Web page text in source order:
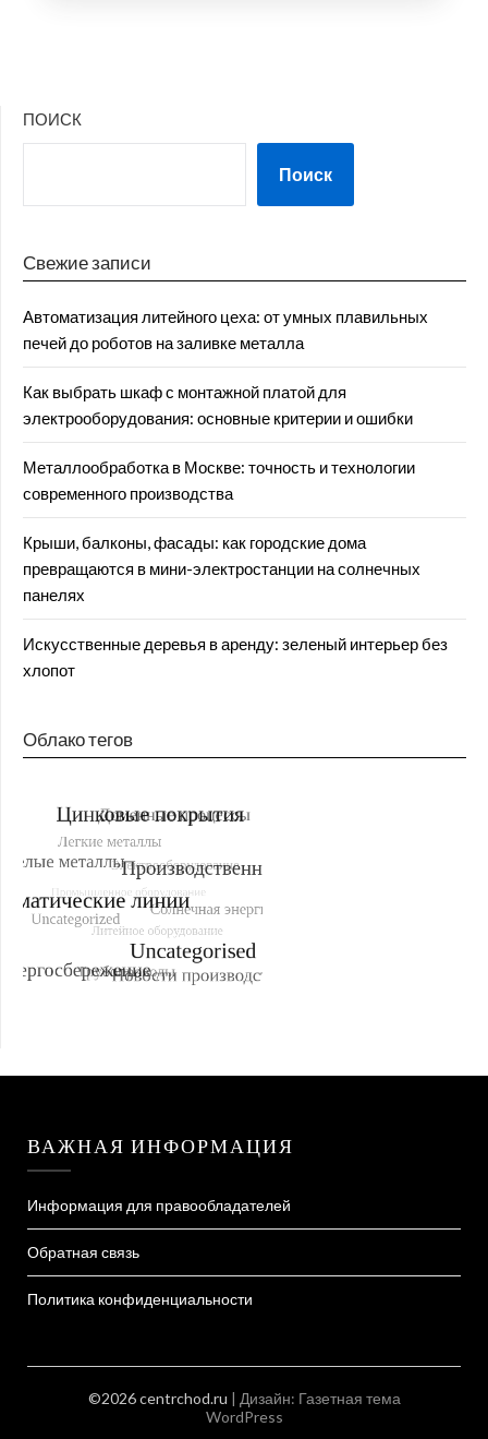
ПОИСК
Поиск
Свежие записи
Автоматизация литейного цеха: от умных плавильных
печей до роботов на заливке металла
Как выбрать шкаф с монтажной платой для
электрооборудования: основные критерии и ошибки
Металлообработка в Москве: точность и технологии
современного производства
Крыши, балконы, фасады: как городские дома
превращаются в мини-электростанции на солнечных
панелях
Искусственные деревья в аренду: зеленый интерьер без
хлопот
Облако тегов
ВАЖНАЯ ИНФОРМАЦИЯ
Информация для правообладателей
Обратная связь
Политика конфиденциальности
©2026 centrchod.ru | Дизайн: Газетная тема
WordPress